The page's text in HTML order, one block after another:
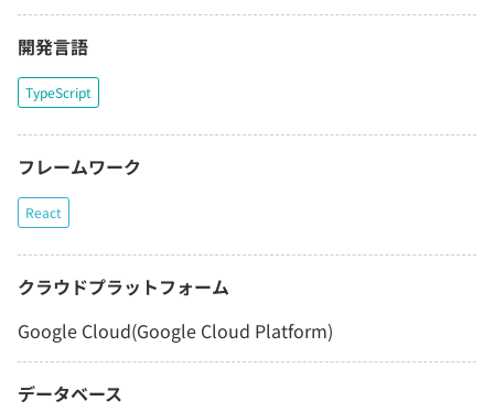
開発言語
TypeScript
フレームワーク
React
クラウドプラットフォーム
Google Cloud(Google Cloud Platform)
データベース